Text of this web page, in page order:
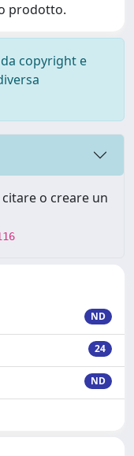
prodotto.
copyright e
o creare un
ND
24
ND